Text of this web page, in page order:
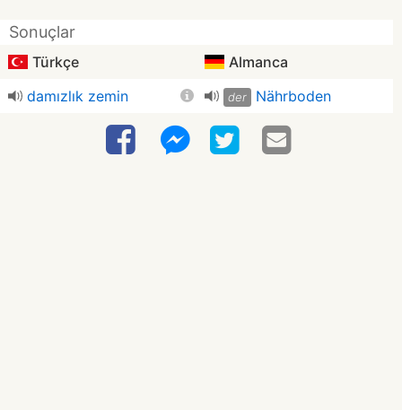
Sonuçlar
Türkçe
Almanca
damızlık zemin
der Nährboden